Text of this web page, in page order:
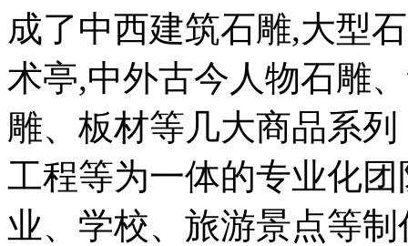
成了中西建筑石雕,大型
术亭,中外古今人物石雕
雕、板材等几大商品系
工程等为一体的专业化
业、学校、旅游景点等